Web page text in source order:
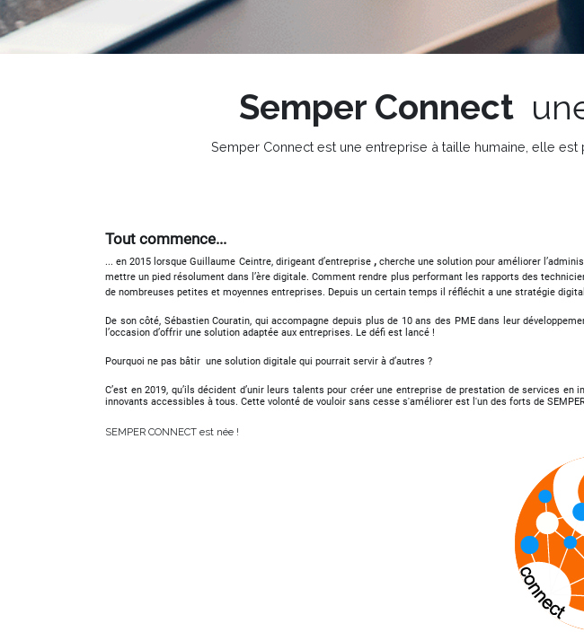
Semper Connect
Semper Connect est une entreprise à taille humaine, elle
Tout commence...
... en 2015 lorsque Guillaume Ceintre, dirigeant d’entreprise , cherche une solution pour améliorer
mettre un pied résolument dans l’ère digitale. Comment rendre plus performant les rapports des
de nombreuses petites et moyennes entreprises. Depuis un certain temps il réfléchit a une stratégie
De son côté, Sébastien Couratin, qui accompagne depuis plus de 10 ans des PME dans leur
l’occasion d’offrir une solution adaptée aux entreprises. Le défi est lancé !
Pourquoi ne pas bâtir une solution digitale qui pourrait servir à d’autres ?
C’est en 2019, qu’ils décident d’unir leurs talents pour créer une entreprise de prestation de services
innovants accessibles à tous. Cette volonté de vouloir sans cesse s'améliorer est l'un des forts de SEMPER
SEMPER CONNECT est née !